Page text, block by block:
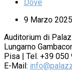
Dove
9 Marzo
Auditorium di
Lungarno
Pisa | Tel. +39 050
E-Mail: